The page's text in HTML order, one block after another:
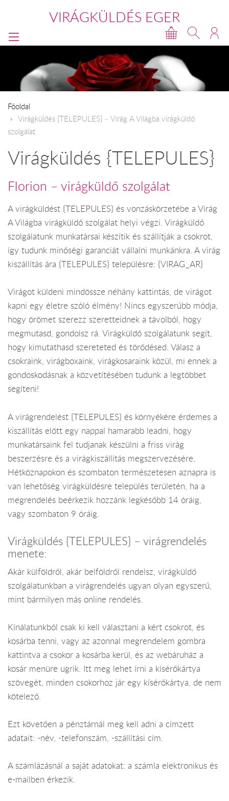
VIRÁGKÜLDÉS EGER
Főoldal
​Virágküldés {TELEPULES} – Virág A Világba virágküldő
szolgálat
Virágküldés {TELEPULES}
Florion – virágküldő szolgálat
A virágküldést {TELEPULES} és vonzáskörzetébe a Virág
A Világba virágküldő szolgálat helyi végzi. Virágküldő
szolgálatunk munkatársai készítik és szállítják a csokrot,
így tudunk minőségi garanciát vállalni munkánkra. A virág
kiszállítás ára {TELEPULES} településre: {VIRAG_AR}
Virágot küldeni mindössze néhány kattintás, de virágot
kapni egy életre szóló élmény! Nincs egyszerűbb módja,
hogy örömet szerezz szeretteidnek a távolból, hogy
megmutasd, gondolsz rá. Virágküldő szolgálatunk segít,
hogy kimutathasd szereteted és törődésed. Válasz a
csokraink, virágboxaink, virágkosaraink közül, mi ennek a
gondoskodásnak a közvetítésében tudunk a legtöbbet
segíteni!
A virágrendelést {TELEPULES} és környékére érdemes a
kiszállítás előtt egy nappal hamarabb leadni, hogy
munkatársaink fel tudjanak készülni a friss virág
beszerzésre és a virágkiszállítás megszervezésére.
Hétköznapokon és szombaton természetesen aznapra is
van lehetőség virágküldésre település területén, ha a
megrendelés beérkezik hozzánk legkésőbb 14 óráig,
vagy szombaton 9 óráig.
Virágküldés {TELEPULES} – virágrendelés
menete:
Akár külföldről, akár belföldről rendelsz, virágküldő
szolgálatunkban a virágrendelés ugyan olyan egyszerű,
mint bármilyen más online rendelés.
Kínálatunkból csak ki kell választani a kért csokrot, és
kosárba tenni, vagy az azonnal megrendelem gombra
kattintva a csokor a kosárba kerül, és az webáruház a
kosár menüre ugrik. Itt meg lehet írni a kísérőkártya
szövegét, minden csokorhoz jár egy kísérőkártya, de nem
kötelező.
Ezt követően a pénztárnál meg kell adni a címzett
adatait: -név, -telefonszám, -szállítási cím.
A számlázásnál a saját adatokat: a számla elektronikus és
e-mailben érkezik.